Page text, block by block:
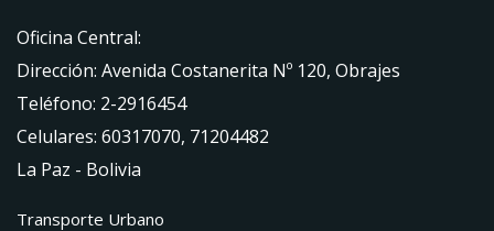
Oficina Central:
Dirección: Avenida Costanerita Nº 120, Obrajes
Teléfono: 2-2916454
Celulares: 60317070, 71204482
La Paz - Bolivia
Transporte Urbano